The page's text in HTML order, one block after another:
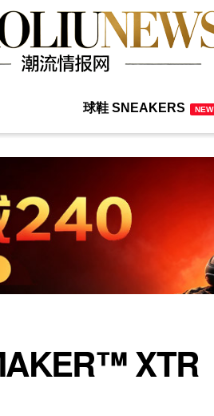
球鞋 SNEAKERS NEW
XTR